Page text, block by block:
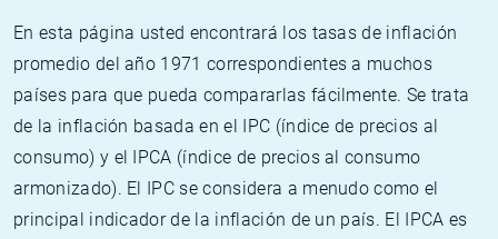
En esta página usted encontrará los tasas de inflación
promedio del año 1971 correspondientes a muchos
países para que pueda compararlas fácilmente. Se trata
de la inflación basada en el IPC (índice de precios al
consumo) y el IPCA (índice de precios al consumo
armonizado). El IPC se considera a menudo como el
principal indicador de la inflación de un país. El IPCA es